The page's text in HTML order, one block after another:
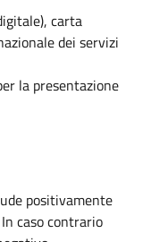
carta
dei servizi
la presentazione
positivamente
caso contrario